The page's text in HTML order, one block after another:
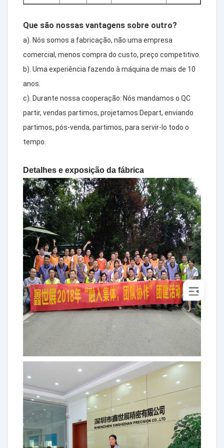
Que são nossas vantagens sobre outro?
a). Nós somos a fabricação, não uma empresa
comercial, menos compra do custo, preço competitivo.
b). Uma experiência fazendo à máquina de mais de 10
anos.
c). Durante nossa cooperação: Nós mandamos o QC
partir, vendas partimos, projetamos Depart, enviando
partimos, pós-venda, partimos, para servir-lo todo o
tempo.
Detalhes e exposição da fábrica